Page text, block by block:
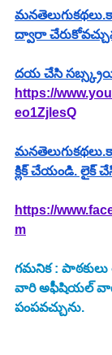
ద్వారా
దయ చేసి
https://
eo1ZjlesQ
క్లిక్ చేయండి. లైక్
https://
m
గమనిక :
వారి అఫీషియల్ వాట్స్
పంపవచ్చును.